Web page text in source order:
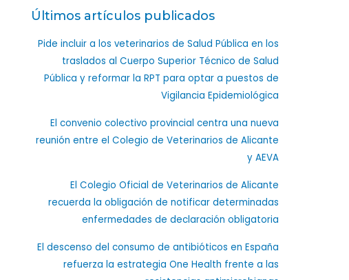
Últimos artículos publicados
Pide incluir a los veterinarios de Salud Pública en los
traslados al Cuerpo Superior Técnico de Salud
Pública y reformar la RPT para optar a puestos de
Vigilancia Epidemiológica
El convenio colectivo provincial centra una nueva
reunión entre el Colegio de Veterinarios de Alicante
y AEVA
El Colegio Oficial de Veterinarios de Alicante
recuerda la obligación de notificar determinadas
enfermedades de declaración obligatoria
El descenso del consumo de antibióticos en España
refuerza la estrategia One Health frente a las